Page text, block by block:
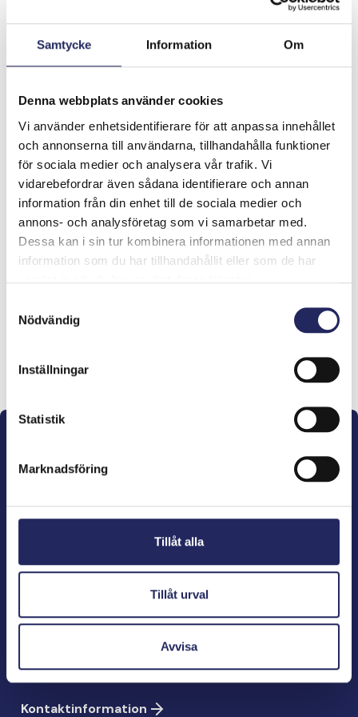
Samtycke Information Om
Denna webbplats använder cookies
Vi använder enhetsidentifierare för att anpassa innehållet
och annonserna till användarna, tillhandahålla funktioner
för sociala medier och analysera vår trafik. Vi
vidarebefordrar även sådana identifierare och annan
information från din enhet till de sociala medier och
annons- och analysföretag som vi samarbetar med.
Dessa kan i sin tur kombinera informationen med annan
information som du har tillhandahållit eller som de har
Nödvändig
Inställningar
Statistik
Marknadsföring
Tillåt alla
Tillåt urval
Avvisa
Tiimille tehdyt
lahjoitukset
Linkkaritiimi
Rannalle
Lahjoita ja liity tähän tiimiin
John Nurminens Stiftelse är Östersjöns beskyddare,
förespråkare för havets betydelse, den marina
John Nurminens Stiftelse
info@jnfoundation.fi
Kontaktinformation